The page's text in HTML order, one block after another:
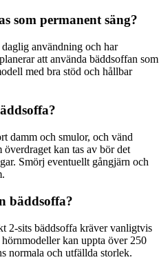
som permanent säng?
användning och har
att använda bäddsoffan som
med bra stöd och hållbar
damm och smulor, och vänd
kan tas av bör det
Smörj eventuellt gångjärn och
bäddsoffa?
2-sits bäddsoffa kräver vanligtvis
kan uppta över 250
normala och utfällda storlek.